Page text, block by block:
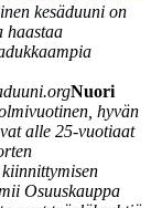
kesäduuni on
haastaa
Nuori
hyvän
alle 25-vuotiaat
Osuuskauppa